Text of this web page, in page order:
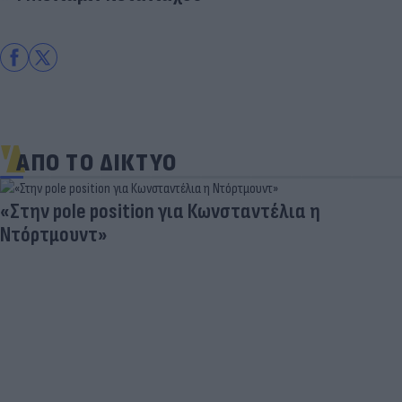
ΑΠΟ ΤΟ ΔΙΚΤΥΟ
«Στην pole position για Κωνσταντέλια η
Ντόρτμουντ»